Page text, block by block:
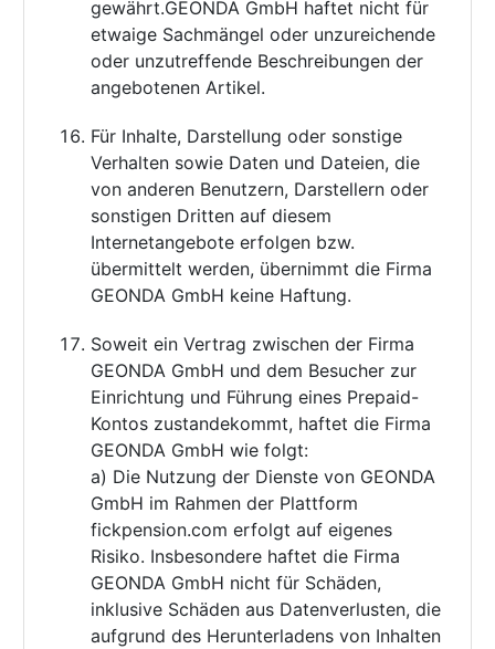
gewährt.GEONDA GmbH haftet nicht für
etwaige Sachmängel oder unzureichende
oder unzutreffende Beschreibungen der
angebotenen Artikel.
Für Inhalte, Darstellung oder sonstige
Verhalten sowie Daten und Dateien, die
von anderen Benutzern, Darstellern oder
sonstigen Dritten auf diesem
Internetangebote erfolgen bzw.
übermittelt werden, übernimmt die Firma
GEONDA GmbH keine Haftung.
Soweit ein Vertrag zwischen der Firma
GEONDA GmbH und dem Besucher zur
Einrichtung und Führung eines Prepaid-
Kontos zustandekommt, haftet die Firma
GEONDA GmbH wie folgt:
a) Die Nutzung der Dienste von GEONDA
GmbH im Rahmen der Plattform
fickpension.com erfolgt auf eigenes
Risiko. Insbesondere haftet die Firma
GEONDA GmbH nicht für Schäden,
inklusive Schäden aus Datenverlusten, die
aufgrund des Herunterladens von Inhalten